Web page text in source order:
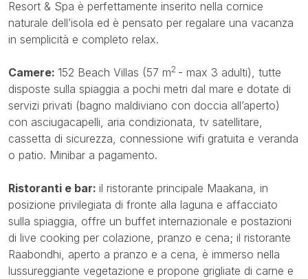
Resort & Spa è perfettamente inserito nella cornice
naturale dell’isola ed è pensato per regalare una vacanza
in semplicità e completo relax.
Camere: 152 Beach Villas (57 m2 - max 3 adulti), tutte
disposte sulla spiaggia a pochi metri dal mare e dotate di
servizi privati (bagno maldiviano con doccia all’aperto)
con asciugacapelli, aria condizionata, tv satellitare,
cassetta di sicurezza, connessione wifi gratuita e veranda
o patio. Minibar a pagamento.
Ristoranti e bar: il ristorante principale Maakana, in
posizione privilegiata di fronte alla laguna e affacciato
sulla spiaggia, offre un buffet internazionale e postazioni
di live cooking per colazione, pranzo e cena; il ristorante
Raabondhi, aperto a pranzo e a cena, è immerso nella
lussureggiante vegetazione e propone grigliate di carne e